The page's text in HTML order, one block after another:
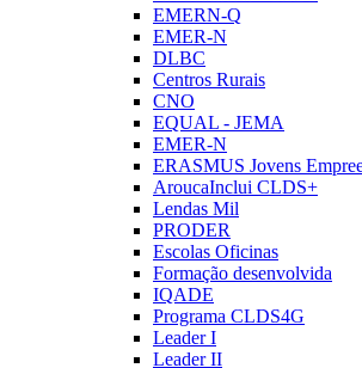
EMERN-Q
EMER-N
DLBC
Centros Rurais
CNO
EQUAL - JEMA
EMER-N
ERASMUS Jovens
AroucaInclui CLDS+
Lendas Mil
PRODER
Escolas Oficinas
Formação desenvolvida
IQADE
Programa CLDS4G
Leader I
Leader II